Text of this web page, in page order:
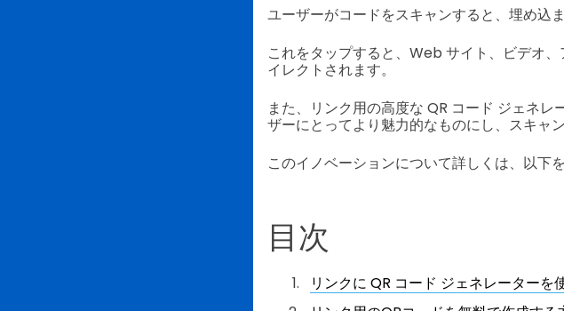
ユーザーがコードをスキャンすると、埋め込
これをタップすると、Web サイト、ビデオ
イレクトされます。
また、リンク用の高度な QR コード ジェネ
ザーにとってより魅力的なものにし、スキャ
このイノベーションについて詳しくは、以下
目次
リンクに QR コード ジェネレーターを